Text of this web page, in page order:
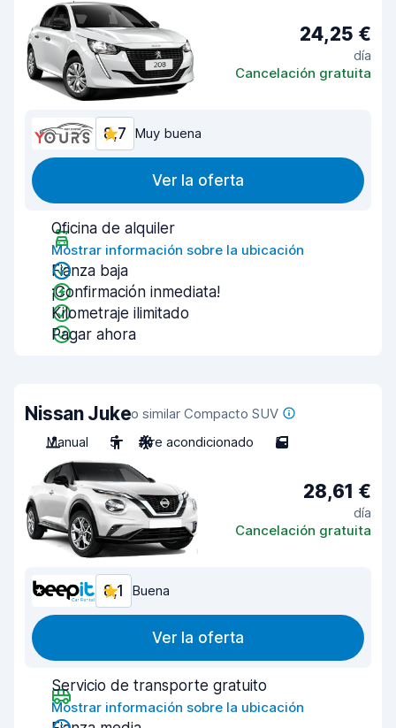
24,25 €
día
Cancelación gratuita
8,7 Muy buena
Ver la oferta
Oficina de alquiler
Mostrar información sobre la ubicación
Fianza baja
¡Confirmación inmediata!
Kilometraje ilimitado
Pagar ahora
Nissan Jukeo similar Compacto SUV
Manual
5 Aire acondicionado 5
28,61 €
día
Cancelación gratuita
8,1 Buena
Ver la oferta
Servicio de transporte gratuito
Mostrar información sobre la ubicación